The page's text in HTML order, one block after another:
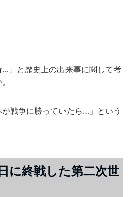
」と歴史上の出来事に関して考
戦争に勝っていたら…」という
に終戦した第二次世